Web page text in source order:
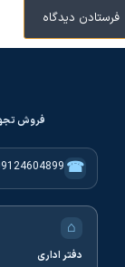
فروش
☎
⌂
دفتر اداری